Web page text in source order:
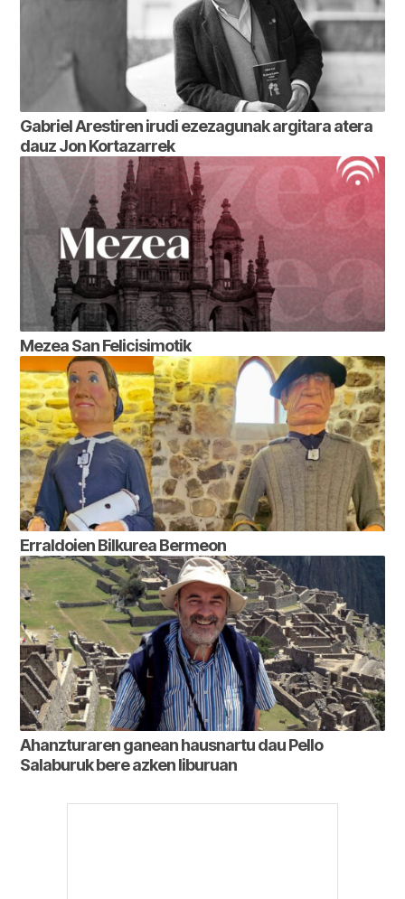
Gabriel Arestiren irudi ezezagunak argitara atera
dauz Jon Kortazarrek
Mezea San Felicisimotik
Erraldoien Bilkurea Bermeon
Ahanzturaren ganean hausnartu dau Pello
Salaburuk bere azken liburuan